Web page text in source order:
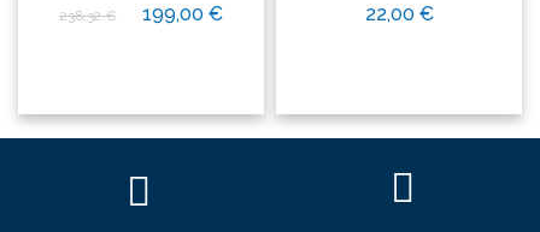
238,32 € 199,00 € 22,00 €